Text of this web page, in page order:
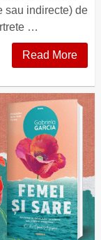
sau indirecte) de
…
Read More